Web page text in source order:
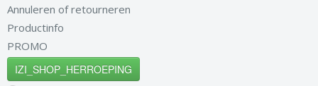
Annuleren of retourneren
Productinfo
PROMO
IZI_SHOP_HERROEPING